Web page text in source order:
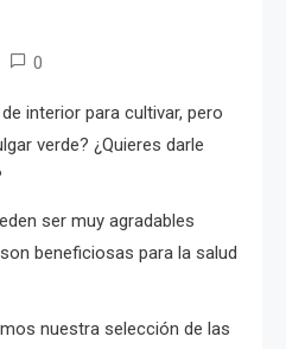
0
interior para cultivar, pero
verde? ¿Quieres darle
ser muy agradables
beneficiosas para la salud
nuestra selección de las